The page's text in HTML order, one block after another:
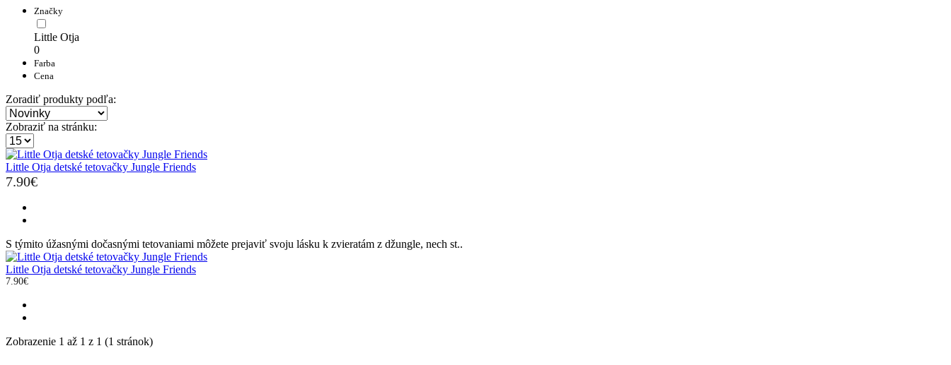
Značky
Little Otja
0
Farba
Cena
Zoradiť produkty podľa:
Zobraziť na stránku:
Little Otja detské tetovačky Jungle Friends
7.90€
S týmito úžasnými dočasnými tetovaniami môžete prejaviť svoju lásku k zvieratám z džungle, nech st..
Little Otja detské tetovačky Jungle Friends
7.90€
Zobrazenie 1 až 1 z 1 (1 stránok)